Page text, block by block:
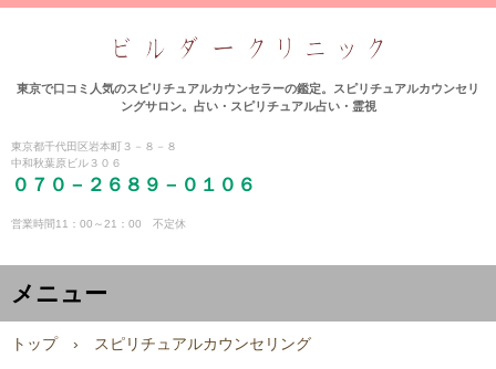
東京で口コミ人気のスピリチュアルカウンセラーの鑑定。スピリチュアルカウンセリ
ングサロン。占い・スピリチュアル占い・霊視
東京都千代田区岩本町３－８－８
中和秋葉原ビル３０６
０７０－２６８９－０１０６
営業時間11：00～21：00 不定休
メニュー
トップ › スピリチュアルカウンセリング